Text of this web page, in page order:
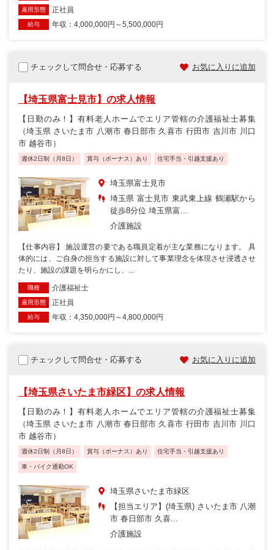
雇用形態 正社員
給与 年収：4,000,000円～5,500,000円
チェックして問合せ・応募する お気に入りに追加
【埼玉県富士見市】の求人情報
【日勤のみ！】有料老人ホームでエリア管轄の介護福祉士募集
（埼玉県 さいたま市 八潮市 春日部市 久喜市 行田市 吉川市 川口
市 越谷市）
週休2日制（月8日） 賞与（ボーナス）あり 住宅手当・引越支援あり
埼玉県富士見市
埼玉県 富士見市 東武東上線 鶴瀬駅から
徒歩8分位 埼玉県富...
介護施設
【仕事内容】 施設運営の要である職員定着が主な業務になります。 具
体的には、ご自身の担当する施設に対して事業理念を体現させ浸透させ
たり、施設の課題を明らかにし、...
職種 介護福祉士
雇用形態 正社員
給与 年収：4,350,000円～4,800,000円
チェックして問合せ・応募する お気に入りに追加
【埼玉県さいたま市緑区】の求人情報
【日勤のみ！】有料老人ホームでエリア管轄の介護福祉士募集
（埼玉県 さいたま市 八潮市 春日部市 久喜市 行田市 吉川市 川口
市 越谷市）
週休2日制（月8日） 賞与（ボーナス）あり 住宅手当・引越支援あり
車・バイク通勤OK
埼玉県さいたま市緑区
【担当エリア】(埼玉県) さいたま市 八潮
市 春日部市 久喜...
介護施設